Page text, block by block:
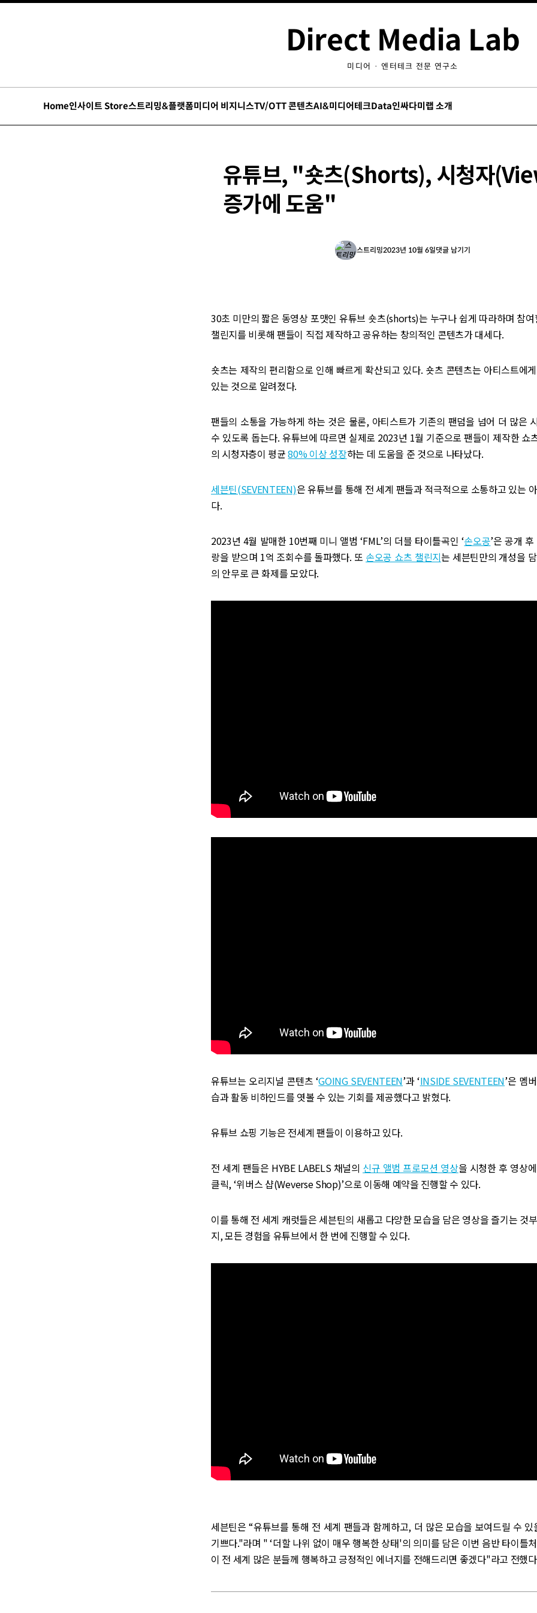
Direct Media Lab
미디어 · 엔터테크 전문 연구소
Home인사이트 Store스트리밍&플랫폼미디어 비지니스TV/OTT 콘텐츠AI&미디어테크Data인싸다미랩 소개
유튜브, "숏츠(Shorts), 시청자
증가에 도움"
스트리밍2023년 10월 6일댓글 남기기
30초 미만의 짧은 동영상 포맷인 유튜브 숏츠(shorts)는 누구나 쉽게 따라하며 참
챌린지를 비롯해 팬들이 직접 제작하고 공유하는 창의적인 콘텐츠가 대세다.
숏츠는 제작의 편리함으로 인해 빠르게 확산되고 있다. 숏츠 콘텐츠는 아티스트에
있는 것으로 알려졌다.
팬들의 소통을 가능하게 하는 것은 물론, 아티스트가 기존의 팬덤을 넘어 더 많은
수 있도록 돕는다. 유튜브에 따르면 실제로 2023년 1월 기준으로 팬들이 제작한 쇼
의 시청자층이 평균80% 이상 성장하는 데 도움을 준 것으로 나타났다.
세븐틴(SEVENTEEN)은 유튜브를 통해 전 세계 팬들과 적극적으로 소통하고 있는
다.
2023년 4월 발매한 10번째 미니 앨범 ‘FML’의 더블 타이틀곡인 ‘손오공’은 공개
랑을 받으며 1억 조회수를 돌파했다. 또 손오공 쇼츠 챌린지는 세븐틴만의 개성을
의 안무로 큰 화제를 모았다.
유튜브는 오리지널 콘텐츠 ‘GOING SEVENTEEN’과 ‘INSIDE SEVENTEEN’은 멤
습과 활동 비하인드를 엿볼 수 있는 기회를 제공했다고 밝혔다.
유튜브 쇼핑 기능은 전세계 팬들이 이용하고 있다.
전 세계 팬들은 HYBE LABELS 채널의 신규 앨범 프로모션 영상을 시청한 후 영상
클릭, ‘위버스 샵(Weverse Shop)’으로 이동해 예약을 진행할 수 있다.
이를 통해 전 세계 캐럿들은 세븐틴의 새롭고 다양한 모습을 담은 영상을 즐기는 것
지, 모든 경험을 유튜브에서 한 번에 진행할 수 있다.
세븐틴은 “유튜브를 통해 전 세계 팬들과 함께하고, 더 많은 모습을 보여드릴 수 있
기쁘다."라며 " ‘더할 나위 없이 매우 행복한 상태'의 의미를 담은 이번 음반 타이틀
이 전 세계 많은 분들께 행복하고 긍정적인 에너지를 전해드리면 좋겠다"라고 전했